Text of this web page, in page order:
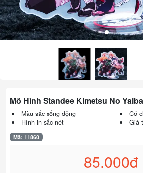
Mô Hình Standee Kimetsu No
Màu sắc sống động
Hình in sắc nét
Có
Giá
Mã: 11860
85.000đ